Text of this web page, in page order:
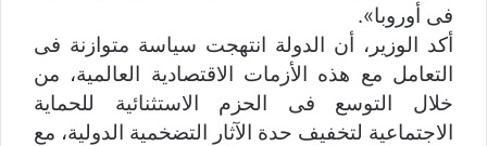
فى أوروبا».
أكد الوزير، أن الدولة انتهجت سياسة متوازنة فى
التعامل مع هذه الأزمات الاقتصادية العالمية، من
خلال التوسع فى الحزم الاستثنائية للحماية
الاجتماعية لتخفيف حدة الآثار التضخمية الدولية، مع